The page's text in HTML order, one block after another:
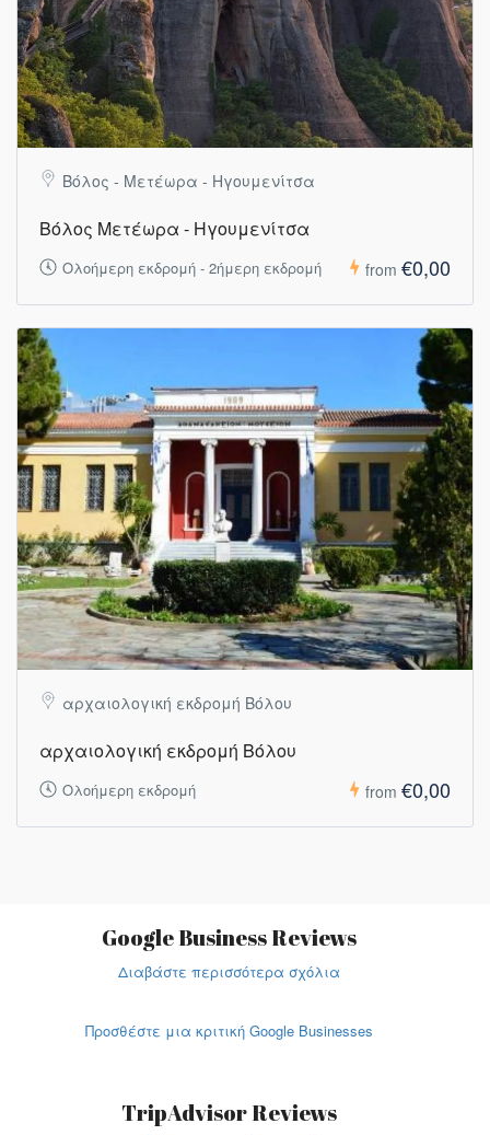
Βόλος - Μετέωρα - Ηγουμενίτσα
Βόλος Μετέωρα - Ηγουμενίτσα
Ολοήμερη εκδρομή - 2ήμερη εκδρομή from €0,00
αρχαιολογική εκδρομή Βόλου
αρχαιολογική εκδρομή Βόλου
Ολοήμερη εκδρομή from €0,00
Google Business Reviews
Διαβάστε περισσότερα σχόλια
Προσθέστε μια κριτική Google Businesses
TripAdvisor Reviews